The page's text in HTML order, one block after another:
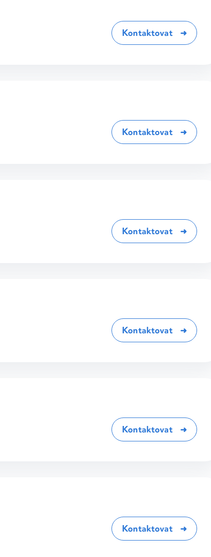
Kontaktovat
Kontaktovat
Kontaktovat
Kontaktovat
Kontaktovat
Kontaktovat